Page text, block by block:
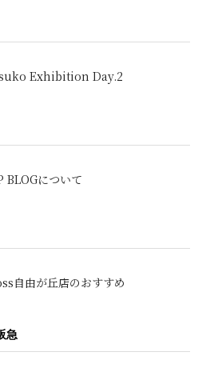
Exhibition Day.2
BLOGについて
自由が丘店のおすすめ
急